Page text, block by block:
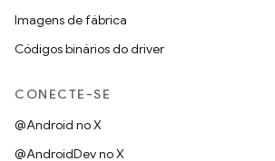
Imagens de fábrica
Códigos binários do driver
CONECTE-SE
@Android no X
@AndroidDev no X